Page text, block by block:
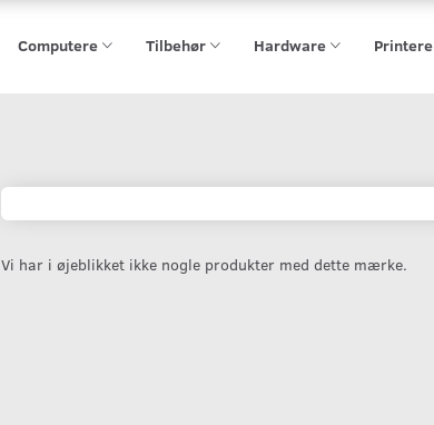
Computere Tilbehør Hardware Printere
Vi har i øjeblikket ikke nogle produkter med dette mærke.